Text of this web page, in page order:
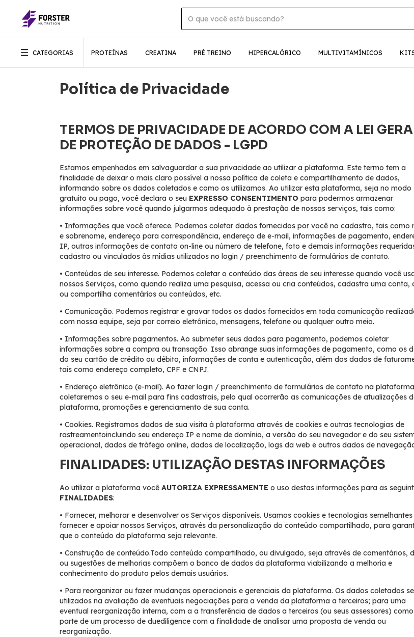
CATEGORIAS PROTEÍNAS CREATINA PRÉ TREINO HIPERCALÓRICO MULTIVITAMÍNICOS
Política de Privacidade
TERMOS DE PRIVACIDADE DE ACORDO COM A LEI
DE PROTEÇÃO DE DADOS - LGPD
Estamos empenhados em salvaguardar a sua privacidade ao utilizar a plataforma. Este termo tem a
finalidade de deixar o mais claro possível a nossa política de coleta e compartilhamento de dados,
informando sobre os dados coletados e como os utilizamos. Ao utilizar esta plataforma, seja no modo
gratuito ou pago, você declara o seu EXPRESSO CONSENTIMENTO para podermos armazenar
informações sobre você quando julgarmos adequado à prestação de nossos serviços, tais como:
• Informações que você oferece. Podemos coletar dados fornecidos por você no cadastro, tais como
e sobrenome, endereço para correspondência, endereço de e-mail, informações de pagamento,
IP, outras informações de contato on-line ou número de telefone, foto e demais informações
cadastro ou vinculados às mídias utilizados no login / preenchimento de formulários de contato.
• Conteúdos de seu interesse. Podemos coletar o conteúdo das áreas de seu interesse quando você
nossos Serviços, como quando realiza uma pesquisa, acessa ou cria conteúdos, cadastra uma conta,
ou compartilha comentários ou conteúdos, etc.
• Comunicação. Podemos registrar e gravar todos os dados fornecidos em toda comunicação
com nossa equipe, seja por correio eletrônico, mensagens, telefone ou qualquer outro meio.
• Informações sobre pagamentos. Ao submeter seus dados para pagamento, podemos coletar
informações sobre a compra ou transação. Isso abrange suas informações de pagamento, como os
do seu cartão de crédito ou débito, informações de conta e autenticação, além dos dados de
tais como endereço completo, CPF e CNPJ.
• Endereço eletrônico (e-mail). Ao fazer login / preenchimento de formulários de contato na
coletaremos o seu e-mail para fins cadastrais, pelo qual ocorrerão as comunicações de atualizações
plataforma, promoções e gerenciamento de sua conta.
• Cookies. Registramos dados de sua visita à plataforma através de cookies e outras tecnologias de
rastreamentoincluindo seu endereço IP e nome de domínio, a versão do seu navegador e do seu
operacional, dados de tráfego online, dados de localização, logs da web e outros dados de
FINALIDADES: UTILIZAÇÃO DESTAS INFORMAÇÕES
Ao utilizar a plataforma você AUTORIZA EXPRESSAMENTE o uso destas informações para as
FINALIDADES:
• Fornecer, melhorar e desenvolver os Serviços disponíveis. Usamos cookies e tecnologias
fornecer e apoiar nossos Serviços, através da personalização do conteúdo compartilhado, para
que o conteúdo da plataforma seja relevante.
• Construção de conteúdo.Todo conteúdo compartilhado, ou divulgado, seja através de comentários,
ou sugestões de melhorias compõem o banco de dados da plataforma viabilizando a melhoria e
conhecimento do produto pelos demais usuários.
• Para reorganizar ou fazer mudanças operacionais e gerenciais da plataforma. Os dados coletados
utilizados na avaliação de eventuais negociações para a venda da plataforma a terceiros; para uma
eventual reorganização interna, com a a transferência de dados a terceiros (ou seus assessores) como
parte de um processo de duediligence com a finalidade de analisar uma proposta de venda ou
reorganização.